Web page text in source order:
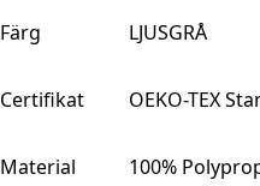
Färg
LJUSGRÅ
Certifikat OEKO-TEX
Material 100%